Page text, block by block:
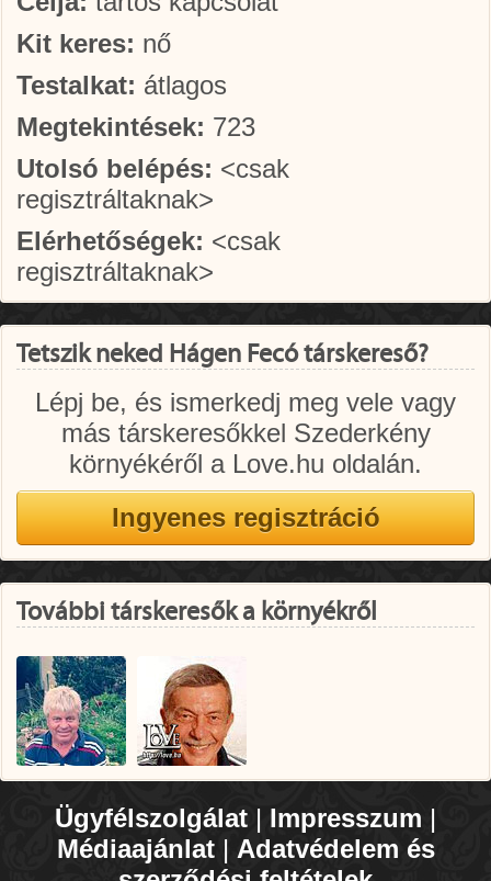
Kit keres: nő
Testalkat: átlagos
Megtekintések: 723
Utolsó belépés: <csak
regisztráltaknak>
Elérhetőségek: <csak
regisztráltaknak>
Tetszik neked Hágen Fecó társkereső?
Lépj be, és ismerkedj meg vele vagy
más társkeresőkkel Szederkény
környékéről a Love.hu oldalán.
További társkeresők a környékről
Ügyfélszolgálat | Impresszum |
Médiaajánlat| Adatvédelem és